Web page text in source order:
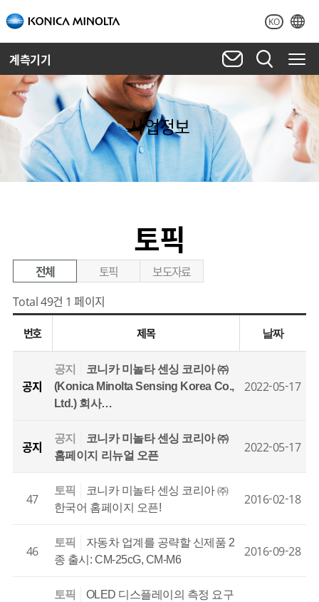
KO
계측기기
사업정보
토픽
전체 토픽
보도자료
Total 49건 1 페이지
번호 제목 날짜
공지
공지
코니카 미놀타 센싱 코리아 ㈜
(Konica Minolta Sensing Korea Co.,
Ltd.) 회사…
2022-05-17
공지 공지
코니카 미놀타 센싱 코리아 ㈜
홈페이지 리뉴얼 오픈
2022-05-17
47 토픽
코니카 미놀타 센싱 코리아 ㈜
한국어 홈페이지 오픈!
2016-02-18
46 토픽
자동차 업계를 공략할 신제품 2
종 출시: CM-25cG, CM-M6
2016-09-28
토픽
OLED 디스플레이의 측정 요구